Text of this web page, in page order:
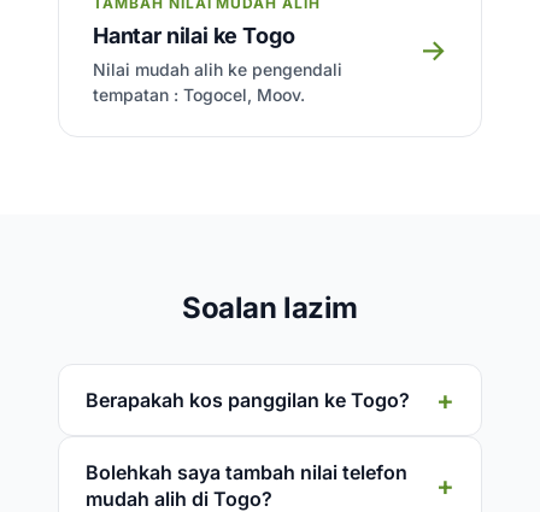
Hantar nilai ke Togo
Nilai mudah alih ke pengendali
tempatan : Togocel, Moov.
→
Soalan lazim
Berapakah kos panggilan ke Togo?
Bolehkah saya tambah nilai telefon
mudah alih di Togo?